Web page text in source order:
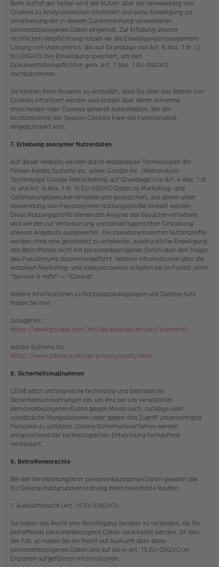
Beim Aufruf der Seiten wird der Nutzer über die Verwendung von
Cookies zu Analysezwecken informiert und seine Einwilligung zur
Verarbeitung der in diesem Zusammenhang verwendeten
personenbezogenen Daten eingeholt. Zur Erfüllung unserer
rechtlichen Verpflichtung nutzen wir die Einwilligungsmanagement-
Lösung von Usercentrics, die auf Grundlage von Art. 6 Abs. 1 lit. c)
EU-DSGVO ihre Einwilligung speichert, um den
Dokumentationspflichten gem. Art. 7 Abs. 1 EU-DSGVO
nachzukommen.
Sie können Ihren Browser so einstellen, dass Sie über das Setzen von
Cookies informiert werden und einzeln über deren Annahme
entscheiden oder Cookies generell ausschließen. Bei der
Nichtannahme der Session Cookies kann die Funktionalität
eingeschränkt sein.
7. Erhebung anonymer Nutzerdaten
Auf dieser Website werden durch Webanalyse-Technologien der
Firmen Adobe Systems Inc. sowie Google Inc. (Webanalyse-
Technologie Google Remarketing) auf Grundlage von Art. 6 Abs. 1 lit.
a) und Art. 6 Abs. 1 lit. f) EU-DSGVO Daten zu Marketing- und
Optimierungszwecken erhoben und gespeichert, aus denen unter
Verwendung von Pseudonymen Nutzungsprofile erstellt werden.
Diese Nutzungsprofile dienen der Analyse des Besucherverhaltens
und werden zur Verbesserung und bedarfsgerechten Gestaltung
unseres Angebots ausgewertet. Die pseudonymisierten Nutzerprofile
werden ohne eine gesondert zu erteilende, ausdrückliche Einwilligung
des Betroffenen nicht mit personenbezogenen Daten über den Träger
des Pseudonyms zusammengeführt. Weitere Informationen über die
einzelnen Marketing- und Analysecookies erhalten sie im Footer unter
"Service & Hilfe" -> "Cookie".
Nähere Informationen zu Nutzungsbedingungen und Datenschutz
finden Sie hier:
Google Inc.:
https://www.google.com/intl/de/policies/privacy/partners/
Adobe Systems Inc.:
https://www.adobe.com/de/privacy/policy.html
8. Sicherheitsmaßnahmen
CEWE setzt umfangreiche technische und betriebliche
Sicherheitsvorkehrungen ein, um Ihre bei uns verwalteten
personenbezogenen Daten gegen Missbrauch, zufällige oder
vorsätzliche Manipulationen oder gegen den Zugriff unberechtigter
Personen zu schützen. Unsere Sicherheitsverfahren werden
entsprechend der technologischen Entwicklung fortlaufend
verbessert.
9. Betroffenenrechte
Bei der Verarbeitung Ihrer personenbezogenen Daten gewährt die
EU-Datenschutzgrundverordnung Ihnen bestimmte Rechte:
1. Auskunftsrecht (Art. 15 EU-DSGVO):
Sie haben das Recht eine Bestätigung darüber zu verlangen, ob Sie
betreffende personenbezogene Daten verarbeitet werden. Ist dies
der Fall, so haben Sie ein Recht auf Auskunft über diese
personenbezogenen Daten und auf die in Art. 15 EU-DSGVO im
Einzelnen aufgeführten Informationen.